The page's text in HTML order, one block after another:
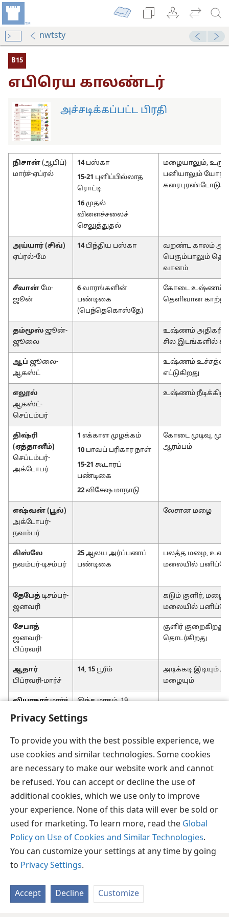
Privacy Settings
To provide you with the best possible experience, we
use cookies and similar technologies. Some cookies
are necessary to make our website work and cannot
be refused. You can accept or decline the use of
additional cookies, which we use only to improve
your experience. None of this data will ever be sold or
used for marketing. To learn more, read the Global
Policy on Use of Cookies and Similar Technologies.
You can customize your settings at any time by going
to Privacy Settings.
Accept Decline Customize
nwtsty
பதிப்பு)
2007
B15
எபிரெய காலண்டர்
அச்சடிக்கப்பட்ட பிரதி
நிசான்(ஆபிப்)
மார்ச்-ஏப்ரல்
14பஸ்கா
15-21 புளிப்பில்லாத
ரொட்டி
16 முதல்
விளைச்சலைச்
செலுத்துதல்
மழையாலும்,
பனியாலும்
அய்யார் (சிவ்)
ஏப்ரல்-மே
14பிந்திய பஸ்கா
வறண்ட காலம்
பெரும்பாலும்
வானம்
சீவான்மே-
ஜூன்
6வாரங்களின்
பண்டிகை
(பெந்தெகொஸ்தே)
கோடை உஷ்ணம்,
தெளிவான காற்று
தம்மூஸ்ஜூன்-
ஜூலை
உஷ்ணம்
சில இடங்களில்
ஆப் ஜூலை-
ஆகஸ்ட்
உஷ்ணம்
எட்டுகிறது
எலூல்
ஆகஸ்ட்-
செப்டம்பர்
உஷ்ணம்
திஷ்ரி
(ஏத்தானீம்)
செப்டம்பர்-
அக்டோபர்
1 எக்காள முழக்கம்
10 பாவப் பரிகார நாள்
15-21 கூடாரப்
பண்டிகை
22விசேஷ மாநாடு
கோடை முடிவு,
ஆரம்பம்
எஷ்வன் (பூல்)
அக்டோபர்-
நவம்பர்
லேசான மழை
கிஸ்லே
நவம்பர்-டிசம்பர்
25ஆலய அர்ப்பணப்
பண்டிகை
பலத்த மழை,
மலையில்
தேபேத் டிசம்பர்-
ஜனவரி
கடும் குளிர், மழை,
மலையில்
சேபாத்
ஜனவரி-
பிப்ரவரி
குளிர்
தொடர்கிறது
ஆதார்
பிப்ரவரி-மார்ச்
14, 15 பூரீம்
அடிக்கடி இடியும்
மழையும்
வியாதார்மார்ச்
இந்த மாதம், 19
தடவை சேர்க்கப்பட்டது
தமிழ் பகிரவும்
விருப்பங்கள்
Copyright © 2026 Watch Tower Bible and Tract Society of Pennsylvania
விதிமுறைகள் தனியுரிமை ப்ரைவசி செட்டிங்
JW.ORG
உள்நுழையவும்